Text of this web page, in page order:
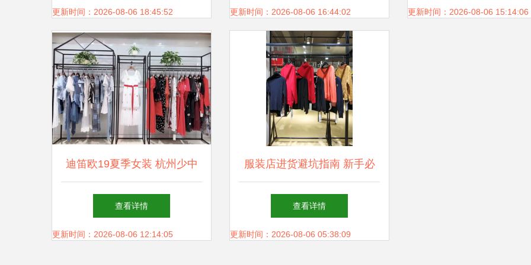
更新时间：2026-08-06 18:45:52 更新时间：2026-08-06 16:44:02 更新时间：2026-08-06 15:14:06
迪笛欧19夏季女装 杭州少中
淑风连衣裙品牌折扣批发指南
查看详情
更新时间：2026-08-06 12:14:05
服装店进货避坑指南 新手必
知的六大关键点
查看详情
更新时间：2026-08-06 05:38:09